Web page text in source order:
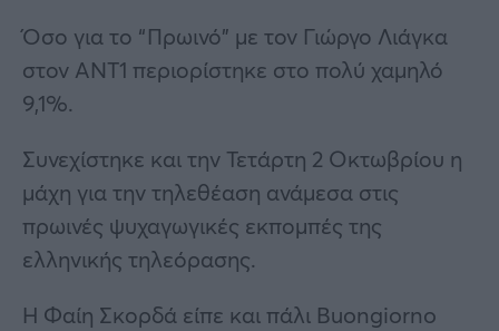
Όσο για το “Πρωινό” με τον Γιώργο Λιάγκα
στον ΑΝΤ1 περιορίστηκε στο πολύ χαμηλό
9,1%.
Συνεχίστηκε και την Τετάρτη 2 Οκτωβρίου η
μάχη για την τηλεθέαση ανάμεσα στις
πρωινές ψυχαγωγικές εκπομπές της
ελληνικής τηλεόρασης.
Η Φαίη Σκορδά είπε και πάλι Buongiorno